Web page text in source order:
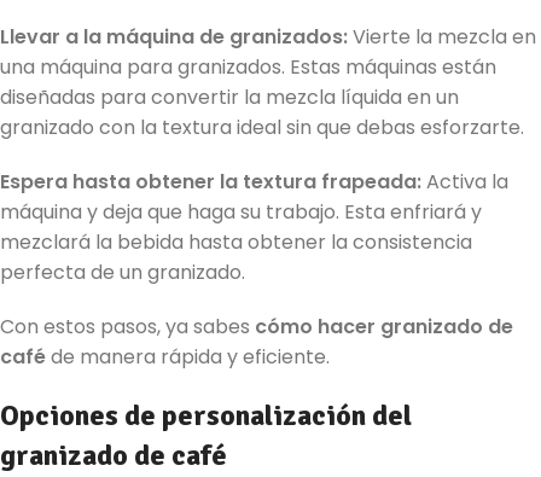
Llevar a la máquina de granizados:Vierte la mezcla en
una máquina para granizados. Estas máquinas están
diseñadas para convertir la mezcla líquida en un
granizado con la textura ideal sin que debas esforzarte.
Espera hasta obtener la textura frapeada:Activa la
máquina y deja que haga su trabajo. Esta enfriará y
mezclará la bebida hasta obtener la consistencia
perfecta de un granizado.
Con estos pasos, ya sabes cómo hacer granizado de
caféde manera rápida y eficiente.
Opciones de personalización del
granizado de café